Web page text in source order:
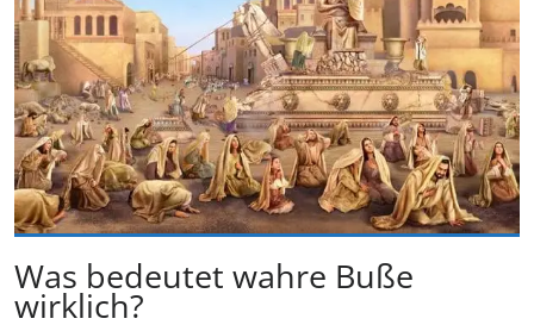
Was bedeutet wahre Buße
wirklich?